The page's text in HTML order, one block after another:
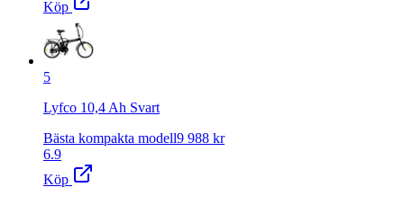
Köp
5
Lyfco 10,4 Ah Svart
Bästa kompakta modell9 988 kr
6.9
Köp